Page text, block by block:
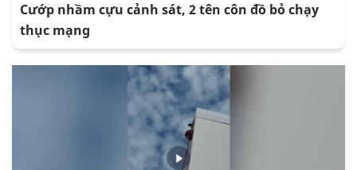
Cướp nhầm cựu cảnh sát, 2 tên côn đồ bỏ chạy
thục mạng